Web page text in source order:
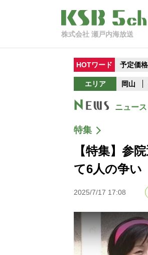
株式会社 瀬戸内海放送
HOTワード 予定価
エリア 岡山
ニュース
特集
【特集】参
て6人の争い
2025/7/17 17:08